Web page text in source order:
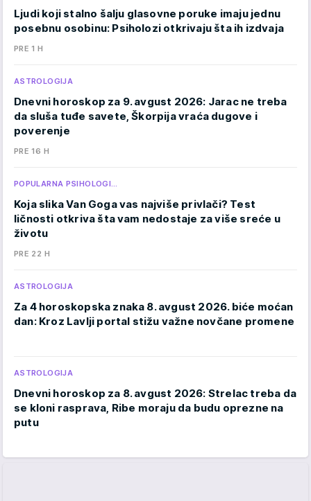
Ljudi koji stalno šalju glasovne poruke imaju jednu
posebnu osobinu: Psiholozi otkrivaju šta ih izdvaja
PRE 1 H
ASTROLOGIJA
Dnevni horoskop za 9. avgust 2026: Jarac ne treba
da sluša tuđe savete, Škorpija vraća dugove i
poverenje
PRE 16 H
POPULARNA PSIHOLOGI…
Koja slika Van Goga vas najviše privlači? Test
ličnosti otkriva šta vam nedostaje za više sreće u
životu
PRE 22 H
ASTROLOGIJA
Za 4 horoskopska znaka 8. avgust 2026. biće moćan
dan: Kroz Lavlji portal stižu važne novčane promene
ASTROLOGIJA
Dnevni horoskop za 8. avgust 2026: Strelac treba da
se kloni rasprava, Ribe moraju da budu oprezne na
putu